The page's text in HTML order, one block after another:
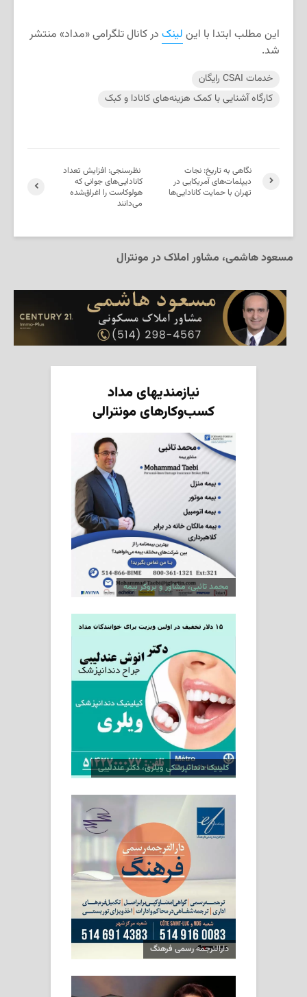
این مطلب ابتدا با این لینک در کانال تلگرامی «مداد» منتشر
شد.
خدمات CSAI رایگان
کارگاه آشنایی با کمک هزینه‌های کانادا و کبک
نظرسنجی: افزایش تعداد
کانادایی‌های جوانی که
هولوکاست را اغراق‌شده
می‌دانند
نگاهی به تاریخ: نجات
دیپلمات‌های آمریکایی در
تهران با حمایت کانادایی‌ها
مسعود هاشمی، مشاور املاک در مونترال
نیازمندیهای مداد
کسب‌وکارهای مونترالی
محمد تائبی، مشاور و بروکر بیمه
کلینیک دندانپزشکی ویلری، دکتر عندلیبی
دارالترجمه رسمی فرهنگ